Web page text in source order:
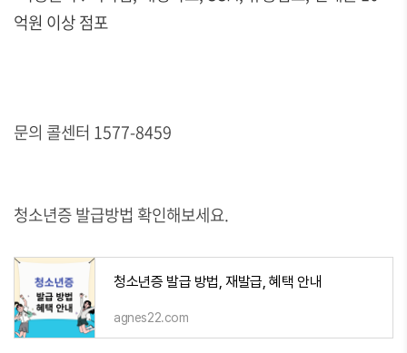
억원 이상 점포
문의 콜센터 1577-8459
청소년증 발급방법 확인해보세요.
청소년증 발급 방법, 재발급, 혜택 안내
agnes22.com